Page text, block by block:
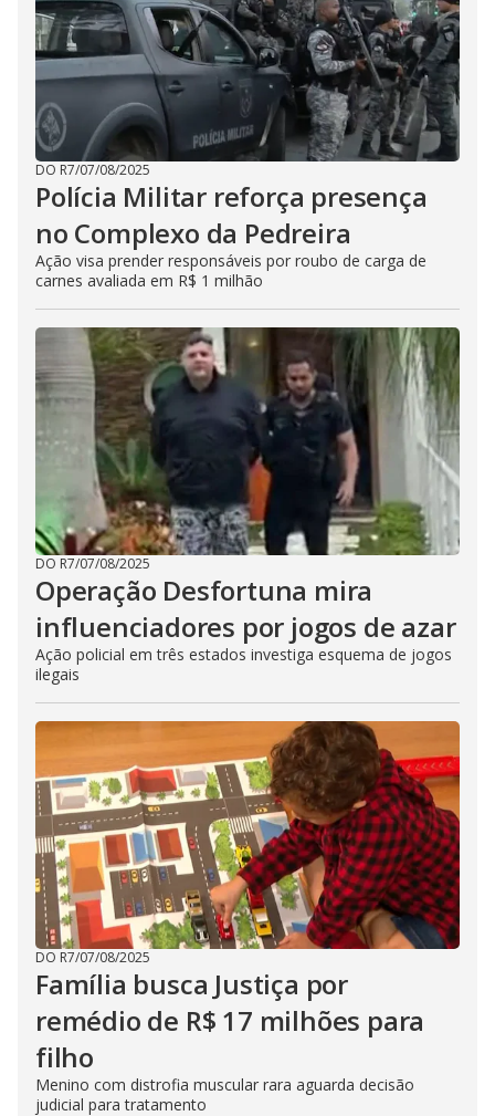
DO R7/07/08/2025
Polícia Militar reforça presença
no Complexo da Pedreira
Ação visa prender responsáveis por roubo de carga de
carnes avaliada em R$ 1 milhão
DO R7/07/08/2025
Operação Desfortuna mira
influenciadores por jogos de azar
Ação policial em três estados investiga esquema de jogos
ilegais
DO R7/07/08/2025
Família busca Justiça por
remédio de R$ 17 milhões para
filho
Menino com distrofia muscular rara aguarda decisão
judicial para tratamento